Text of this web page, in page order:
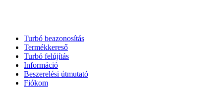
Turbó beazonosítás
Termékkereső
Turbó felújítás
Információ
Beszerelési útmutató
Fiókom